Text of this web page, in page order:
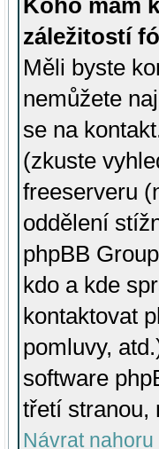
Koho mám
záležitostí
Měli byste
nemůžete
se na
(zkuste
freeserveru
oddělení
phpBB
kdo a kde
kontaktovat
pomluvy,
software
třetí stranou,
Návrat nahoru